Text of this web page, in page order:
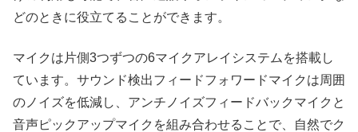
どのときに役立てることができます。
マイクは片側3つずつの6マイクアレイシステムを搭載し
ています。サウンド検出フィードフォワードマイクは周囲
のノイズを低減し、アンチノイズフィードバックマイクと
音声ピックアップマイクを組み合わせることで、自然でク